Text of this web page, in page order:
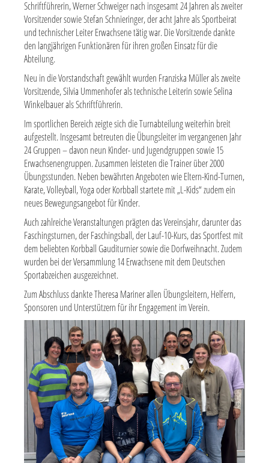
Schriftführerin, Werner Schweiger nach insgesamt 24 Jahren als zweiter
Vorsitzender sowie Stefan Schnieringer, der acht Jahre als Sportbeirat
und technischer Leiter Erwachsene tätig war. Die Vorsitzende dankte
den langjährigen Funktionären für ihren großen Einsatz für die
Abteilung.
Neu in die Vorstandschaft gewählt wurden Franziska Müller als zweite
Vorsitzende, Silvia Ummenhofer als technische Leiterin sowie Selina
Winkelbauer als Schriftführerin.
Im sportlichen Bereich zeigte sich die Turnabteilung weiterhin breit
aufgestellt. Insgesamt betreuten die Übungsleiter im vergangenen Jahr
24 Gruppen – davon neun Kinder- und Jugendgruppen sowie 15
Erwachsenengruppen. Zusammen leisteten die Trainer über 2000
Übungsstunden. Neben bewährten Angeboten wie Eltern-Kind-Turnen,
Karate, Volleyball, Yoga oder Korbball startete mit „L-Kids“ zudem ein
neues Bewegungsangebot für Kinder.
Auch zahlreiche Veranstaltungen prägten das Vereinsjahr, darunter das
Faschingsturnen, der Faschingsball, der Lauf-10-Kurs, das Sportfest mit
dem beliebten Korbball Gauditurnier sowie die Dorfweihnacht. Zudem
wurden bei der Versammlung 14 Erwachsene mit dem Deutschen
Sportabzeichen ausgezeichnet.
Zum Abschluss dankte Theresa Mariner allen Übungsleitern, Helfern,
Sponsoren und Unterstützern für ihr Engagement im Verein.